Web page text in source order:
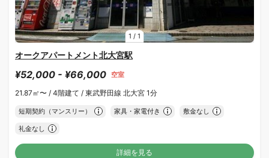
1 / 1
オークアパートメント北大宮駅
¥52,000 - ¥66,000 空室
21.87㎡〜 / 4階建て / 東武野田線 北大宮 1分
短期契約（マンスリー） 家具・家電付き 敷金なし
礼金なし
詳細を見る